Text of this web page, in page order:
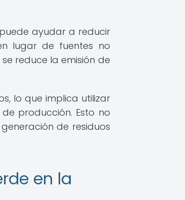
ayudar a reducir
lugar de fuentes no
reduce la emisión de
lo que implica utilizar
producción. Esto no
de residuos
en la